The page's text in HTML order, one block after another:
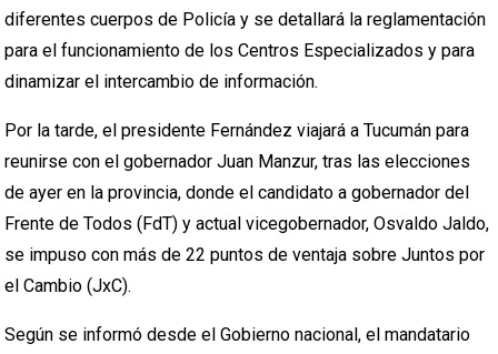
diferentes cuerpos de Policía y se detallará la reglamentación
para el funcionamiento de los Centros Especializados y para
dinamizar el intercambio de información.
Por la tarde, el presidente Fernández viajará a Tucumán para
reunirse con el gobernador Juan Manzur, tras las elecciones
de ayer en la provincia, donde el candidato a gobernador del
Frente de Todos (FdT) y actual vicegobernador, Osvaldo Jaldo,
se impuso con más de 22 puntos de ventaja sobre Juntos por
el Cambio (JxC).
Según se informó desde el Gobierno nacional, el mandatario